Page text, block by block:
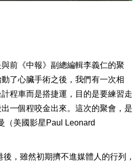
前《中報》副總編輯李義仁的聚
了心臟手術之後，我們有一次相
程車而是搭捷運，目的是要練習走
一個程咬金出來。這次的聚會，是
（美國影星Paul Leonard
，雖然初期擠不進媒體人的行列，